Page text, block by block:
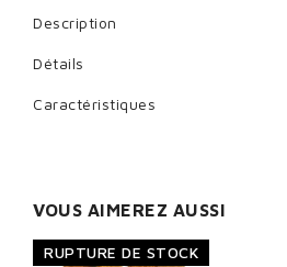
Description
Détails
Caractéristiques
VOUS AIMEREZ AUSSI
RUPTURE DE STOCK